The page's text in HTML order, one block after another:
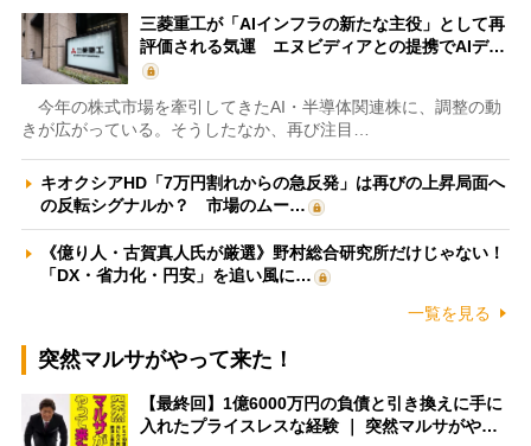
三菱重工が「AIインフラの新たな主役」として再
評価される気運 エヌビディアとの提携でAIデ…
今年の株式市場を牽引してきたAI・半導体関連株に、調整の動
きが広がっている。そうしたなか、再び注目…
キオクシアHD「7万円割れからの急反発」は再びの上昇局面へ
の反転シグナルか？ 市場のムー…
《億り人・古賀真人氏が厳選》野村総合研究所だけじゃない！
「DX・省力化・円安」を追い風に…
一覧を見る
突然マルサがやって来た！
【最終回】1億6000万円の負債と引き換えに手に
入れたプライスレスな経験 ｜ 突然マルサがや…